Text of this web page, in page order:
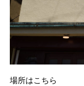
場所はこちら